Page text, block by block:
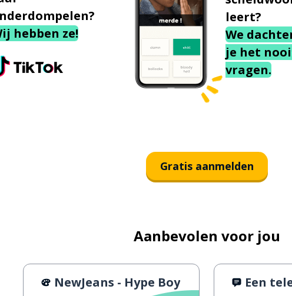
hebben ze!
leert?
We
je het
vragen.
Gratis aanmelden
Aanbevolen voor jou
NewJeans - Hype Boy Een